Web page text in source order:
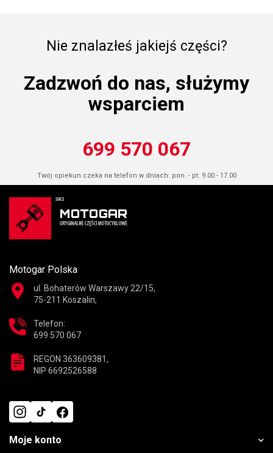
Nie znalazłeś jakiejś części?
Zadzwoń do nas, służymy
wsparciem
699 570 067
Twój opiekun czeka na telefon w dniach: pon. - pt. 9.00 - 17.00
Motogar Polska
ul. Bohaterów Warszawy 22/15,
75-211 Koszalin,
Telefon:
699 570 067
REGON 363609381,
NIP 6692526588
Moje konto